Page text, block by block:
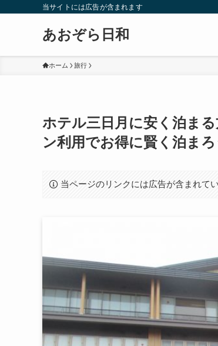
当サイトには広告が含まれます
あおぞら日和
ホーム 旅行
ホテル三日月に安く泊ま
ン利用でお得に賢く泊まろ
当ページのリンクには広告が含まれてい